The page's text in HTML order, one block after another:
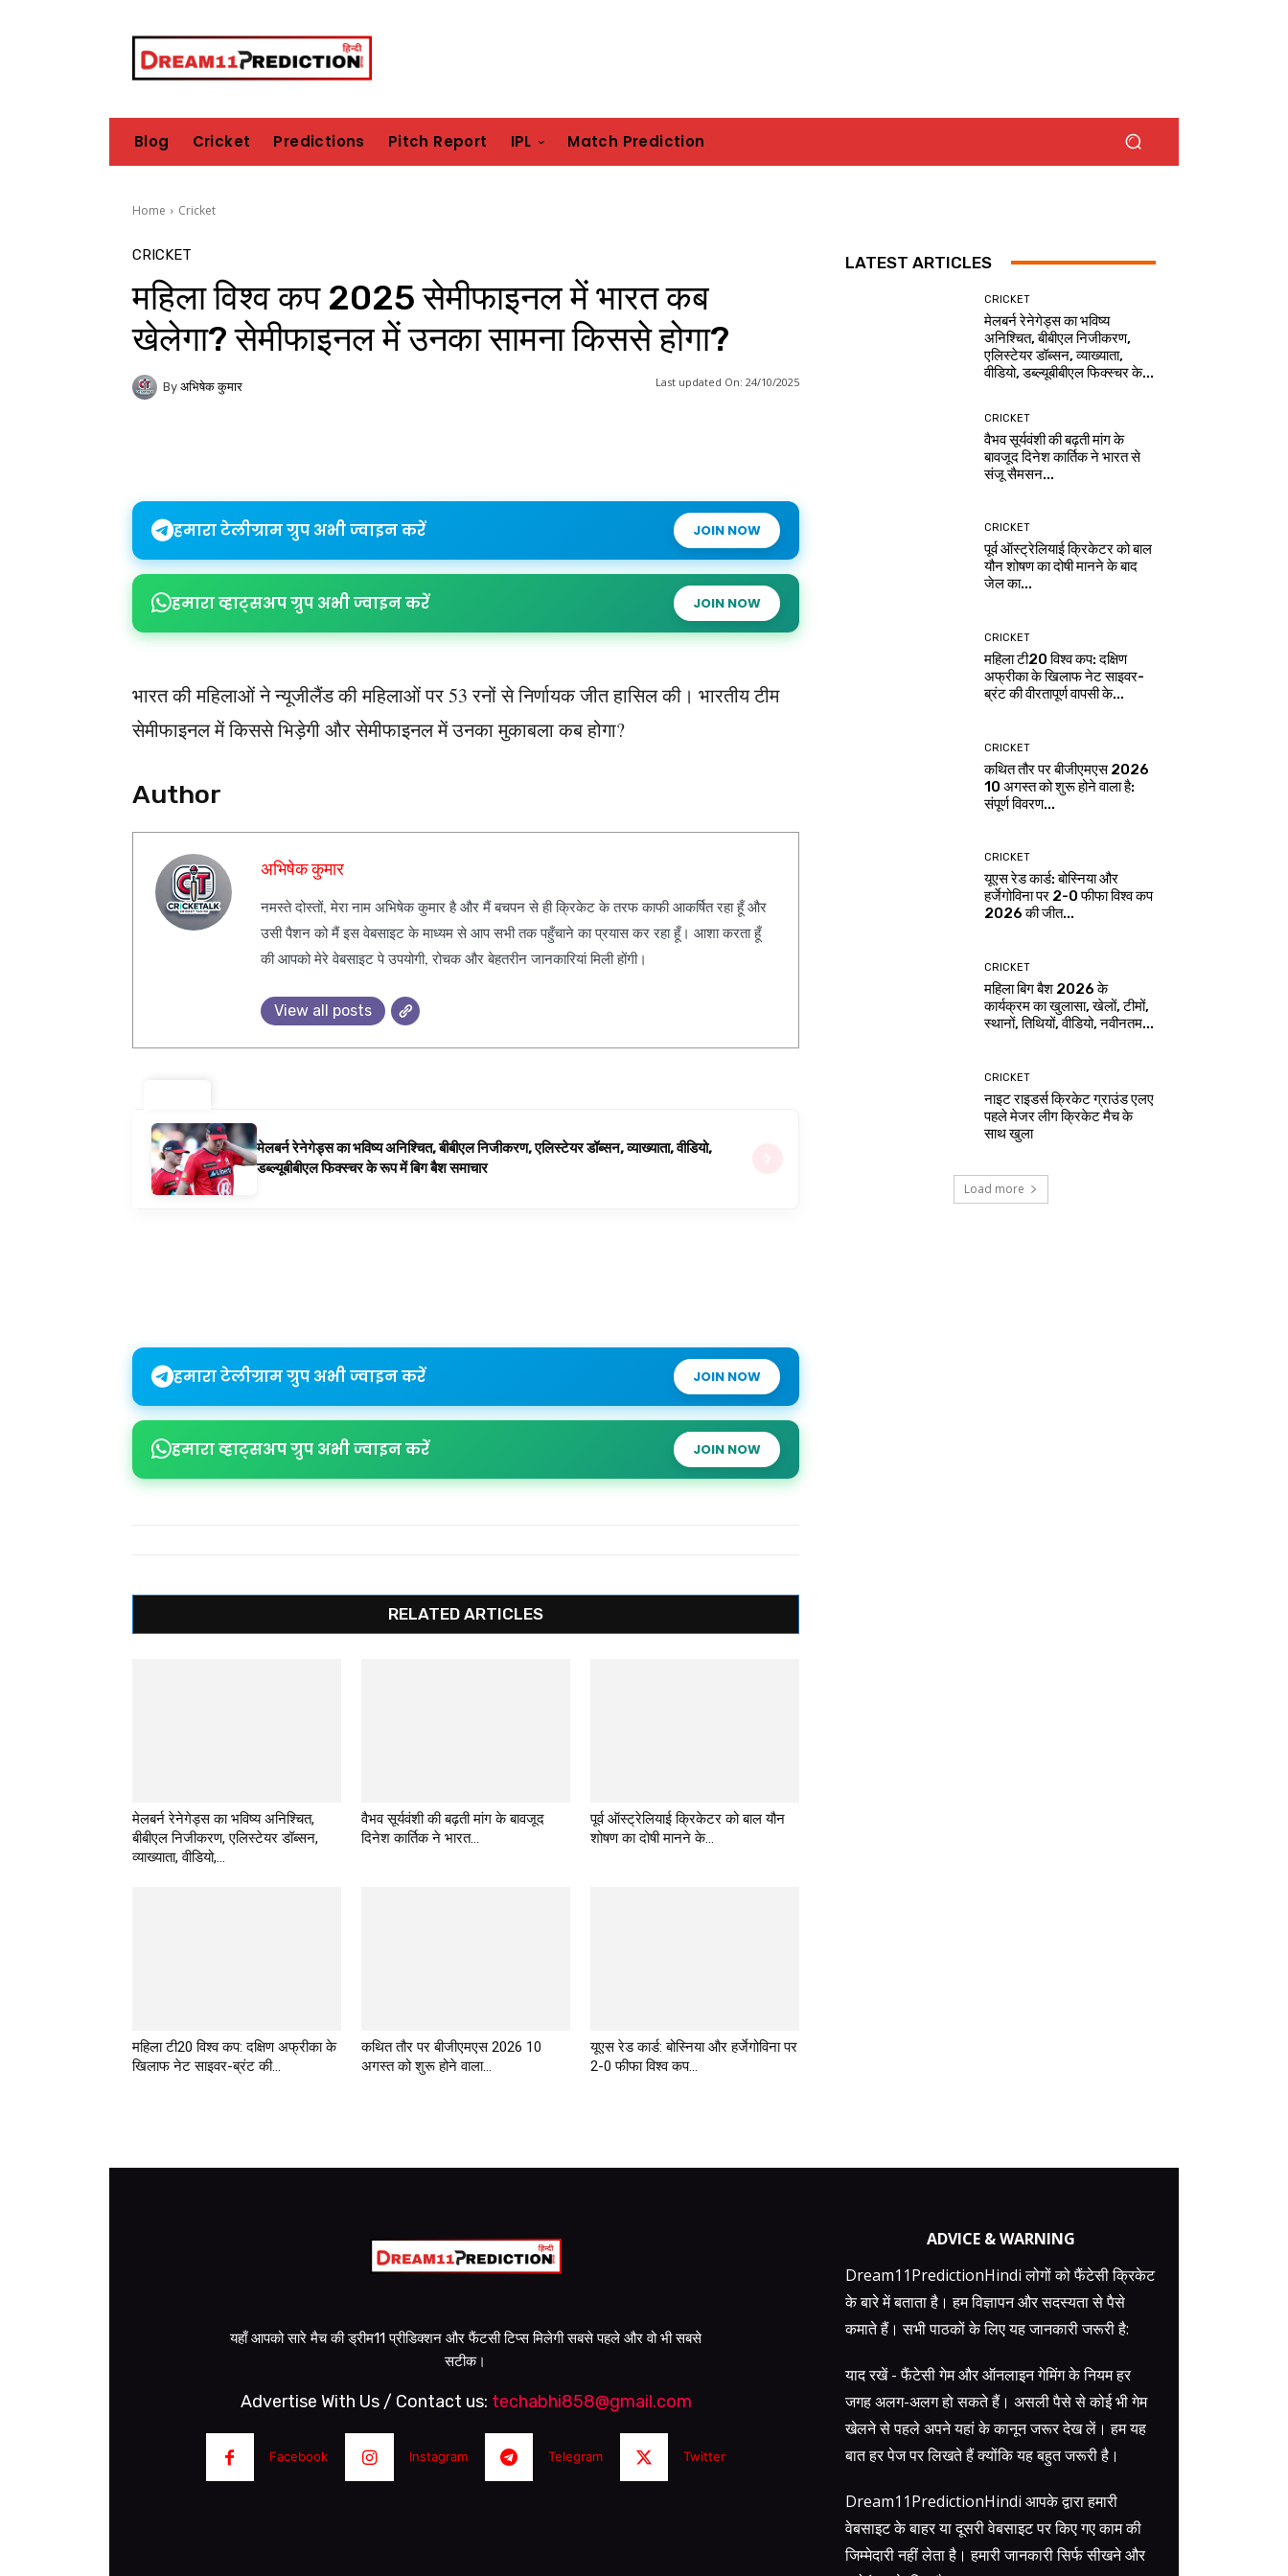
Blog Cricket Predictions Pitch Report IPL Match Prediction
Home Cricket
CRICKET
महिला विश्व कप 2025 सेमीफाइनल में भारत कब
खेलेगा? सेमीफाइनल में उनका सामना किससे होगा?
By अभिषेक कुमार Last updated On: 24/10/2025
हमारा टेलीग्राम ग्रुप अभी ज्वाइन करें JOIN NOW
हमारा व्हाट्सअप ग्रुप अभी ज्वाइन करें JOIN NOW
भारत की महिलाओं ने न्यूजीलैंड की महिलाओं पर 53 रनों से निर्णायक जीत हासिल की। भारतीय टीम
सेमीफाइनल में किससे भिड़ेगी और सेमीफाइनल में उनका मुकाबला कब होगा?
Author
अभिषेक कुमार
नमस्ते दोस्तों, मेरा नाम अभिषेक कुमार है और मैं बचपन से ही क्रिकेट के तरफ काफी आकर्षित रहा हूँ और
उसी पैशन को मैं इस वेबसाइट के माध्यम से आप सभी तक पहुँचाने का प्रयास कर रहा हूँ। आशा करता हूँ
की आपको मेरे वेबसाइट पे उपयोगी, रोचक और बेहतरीन जानकारियां मिली होंगी।
View all posts
मेलबर्न रेनेगेड्स का भविष्य अनिश्चित, बीबीएल निजीकरण, एलिस्टेयर डॉब्सन, व्याख्याता, वीडियो,
डब्ल्यूबीबीएल फिक्स्चर के रूप में बिग बैश समाचार
हमारा टेलीग्राम ग्रुप अभी ज्वाइन करें JOIN NOW
हमारा व्हाट्सअप ग्रुप अभी ज्वाइन करें JOIN NOW
RELATED ARTICLES
मेलबर्न रेनेगेड्स का भविष्य अनिश्चित,
बीबीएल निजीकरण, एलिस्टेयर डॉब्सन,
व्याख्याता, वीडियो,...
वैभव सूर्यवंशी की बढ़ती मांग के बावजूद
दिनेश कार्तिक ने भारत...
पूर्व ऑस्ट्रेलियाई क्रिकेटर को बाल यौन
शोषण का दोषी मानने के...
महिला टी20 विश्व कप: दक्षिण अफ्रीका के
खिलाफ नेट साइवर-ब्रंट की...
कथित तौर पर बीजीएमएस 2026 10
अगस्त को शुरू होने वाला...
यूएस रेड कार्ड: बोस्निया और हर्जेगोविना पर
2-0 फीफा विश्व कप...
LATEST ARTICLES
CRICKET
मेलबर्न रेनेगेड्स का भविष्य
अनिश्चित, बीबीएल निजीकरण,
एलिस्टेयर डॉब्सन, व्याख्याता,
वीडियो, डब्ल्यूबीबीएल फिक्स्चर के...
CRICKET
वैभव सूर्यवंशी की बढ़ती मांग के
बावजूद दिनेश कार्तिक ने भारत से
संजू सैमसन...
CRICKET
पूर्व ऑस्ट्रेलियाई क्रिकेटर को बाल
यौन शोषण का दोषी मानने के बाद
जेल का...
CRICKET
महिला टी20 विश्व कप: दक्षिण
अफ्रीका के खिलाफ नेट साइवर-
ब्रंट की वीरतापूर्ण वापसी के...
CRICKET
कथित तौर पर बीजीएमएस 2026
10 अगस्त को शुरू होने वाला है:
संपूर्ण विवरण...
CRICKET
यूएस रेड कार्ड: बोस्निया और
हर्जेगोविना पर 2-0 फीफा विश्व कप
2026 की जीत...
CRICKET
महिला बिग बैश 2026 के
कार्यक्रम का खुलासा, खेलों, टीमों,
स्थानों, तिथियों, वीडियो, नवीनतम...
CRICKET
नाइट राइडर्स क्रिकेट ग्राउंड एलए
पहले मेजर लीग क्रिकेट मैच के
साथ खुला
Load more
यहाँ आपको सारे मैच की ड्रीम11 प्रीडिक्शन और फैंटसी टिप्स मिलेगी सबसे पहले और वो भी सबसे
सटीक।
Advertise With Us / Contact us: techabhi858@gmail.com
Facebook Instagram Telegram Twitter
ADVICE & WARNING
Dream11PredictionHindi लोगों को फैंटेसी क्रिकेट
के बारे में बताता है। हम विज्ञापन और सदस्यता से पैसे
कमाते हैं। सभी पाठकों के लिए यह जानकारी जरूरी है:
याद रखें - फैंटेसी गेम और ऑनलाइन गेमिंग के नियम हर
जगह अलग-अलग हो सकते हैं। असली पैसे से कोई भी गेम
खेलने से पहले अपने यहां के कानून जरूर देख लें। हम यह
बात हर पेज पर लिखते हैं क्योंकि यह बहुत जरूरी है।
Dream11PredictionHindi आपके द्वारा हमारी
वेबसाइट के बाहर या दूसरी वेबसाइट पर किए गए काम की
जिम्मेदारी नहीं लेता है। हमारी जानकारी सिर्फ सीखने और